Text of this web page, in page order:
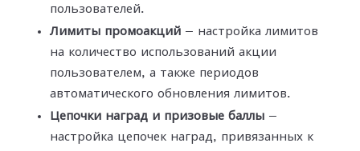
пользователей.
Лимиты промоакций — настройка лимитов
на количество использований акции
пользователем, а также периодов
автоматического обновления лимитов.
Цепочки наград и призовые баллы —
настройка цепочек наград, привязанных к